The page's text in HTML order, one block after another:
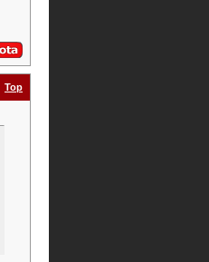
Top